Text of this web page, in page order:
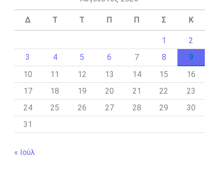
Δ Τ Τ Π Π Σ Κ
1
2
3
4 5 6 7 8
9
10
11 12 13 14 15
16
17
18 19 20 21 22
23
24
25 26 27 28 29
30
31
« Ιούλ